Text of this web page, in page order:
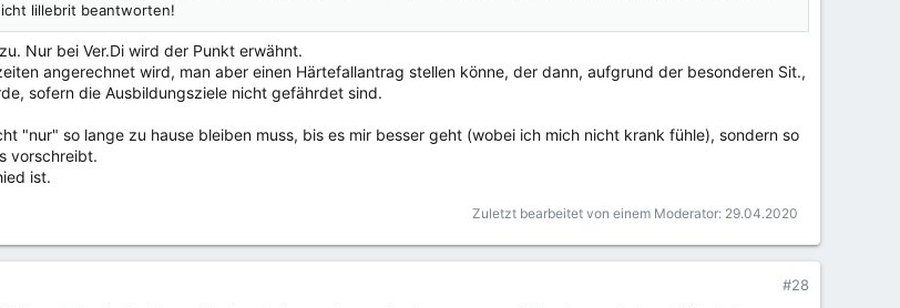
lillebrit beantworten!
Nur bei Ver.Di wird der Punkt erwähnt.
angerechnet wird, man aber einen Härtefallantrag stellen könne, der dann, aufgrund der besonderen Sit.,
sofern die Ausbildungsziele nicht gefährdet sind.
"nur" so lange zu hause bleiben muss, bis es mir besser geht (wobei ich mich nicht krank fühle), sondern so
vorschreibt.
ist.
Zuletzt bearbeitet von einem Moderator: 29.04.2020
#28